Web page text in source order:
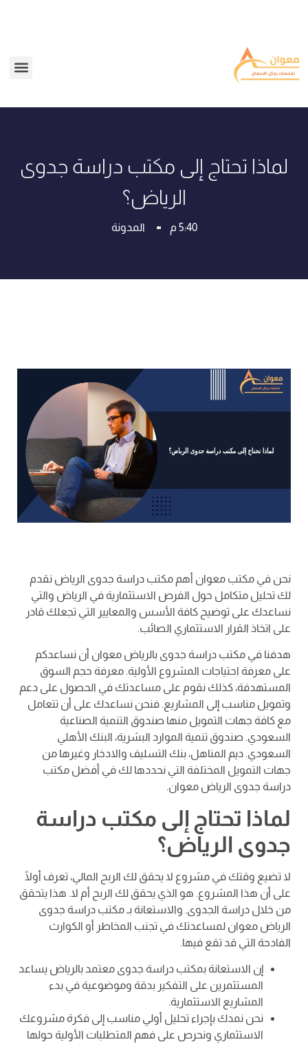
لماذا تحتاج إلى مكتب دراسة جدوى
الرياض؟
5:40 م المدونة
نحن في مكتب معوان أهم مكتب دراسة جدوى الرياض نقدم
لك تحليل متكامل حول الفرص الاستثمارية في الرياض والتي
نساعدك على توضيح كافة الأسس والمعايير التي تجعلك قادر
على اتخاذ القرار الاستثماري الصائب.
هدفنا في مكتب دراسة جدوى بالرياض معوان أن نساعدكم
على معرفة احتياجات المشروع الأولية. معرفة حجم السوق
المستهدفة، كذلك نقوم على مساعدتك في الحصول على دعم
وتمويل مناسب إلى المشاريع. فنحن نساعدك على أن تتعامل
مع كافة جهات التمويل منها صندوق التنمية الصناعية
السعودي. صندوق تنمية الموارد البشرية، البنك الأهلي
السعودي. ديم المناهل، بنك التسليف والادخار وغيرها من
جهات التمويل المختلفة التي نحددها لك في أفضل مكتب
دراسة جدوى الرياض معوان.
لماذا تحتاج إلى مكتب دراسة
جدوى الرياض؟
لا تضيع وقتك في مشروع لا يحقق لك الربح المالي، تعرف أولًا
على أن هذا المشروع. هو الذي يحقق لك الربح أم لا. هذا يتحقق
من خلال دراسة الجدوى. والاستعانة بـ مكتب دراسة جدوى
الرياض معوان لمساعدتك في تجنب المخاطر أو الكوارث
الفادحة التي قد تقع فيها.
إن الاستعانة بمكتب دراسة جدوى معتمد بالرياض يساعد
المستثمرين على التفكير بدقة وموضوعية في بدء
المشاريع الاستثمارية.
نحن نمدك بإجراء تحليل أولي مناسب إلى فكرة مشروعك
الاستثماري ونحرص على فهم المتطلبات الأولية حولها